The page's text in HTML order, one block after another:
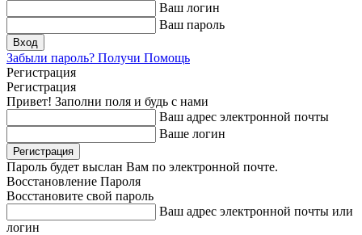
Ваш логин
Ваш пароль
Забыли пароль? Получи Помощь
Регистрация
Регистрация
Привет! Заполни поля и будь с нами
Ваш адрес электронной почты
Ваше логин
Пароль будет выслан Вам по электронной почте.
Восстановление Пароля
Восстановите свой пароль
Ваш адрес электронной почты или
логин